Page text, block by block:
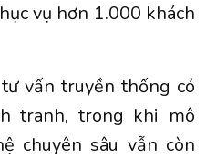
vụ hơn 1.000 khách
vấn truyền thống có
tranh, trong khi mô
chuyên sâu vẫn còn